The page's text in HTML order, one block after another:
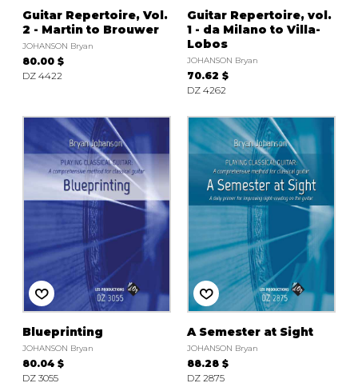
Guitar Repertoire, Vol.
2 - Martin to Brouwer
JOHANSON Bryan
80.00 $
DZ 4422
Guitar Repertoire, vol.
1 - da Milano to Villa-
Lobos
JOHANSON Bryan
70.62 $
DZ 4262
Blueprinting
JOHANSON Bryan
80.04 $
DZ 3055
A Semester at Sight
JOHANSON Bryan
88.28 $
DZ 2875